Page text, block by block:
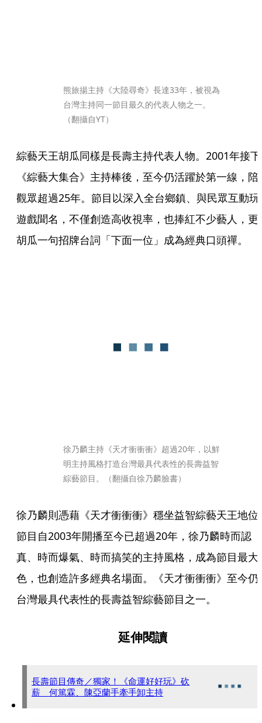
熊旅揚主持《大陸尋奇》長達33年，被視為
台灣主持同一節目最久的代表人物之一。
（翻攝自YT）
綜藝天王胡瓜同樣是長壽主持代表人物。2001年接下
《綜藝大集合》主持棒後，至今仍活躍於第一線，陪
觀眾超過25年。節目以深入全台鄉鎮、與民眾互動玩
遊戲聞名，不僅創造高收視率，也捧紅不少藝人，更
胡瓜一句招牌台詞「下面一位」成為經典口頭禪。
徐乃麟主持《天才衝衝衝》超過20年，以鮮
明主持風格打造台灣最具代表性的長壽益智
綜藝節目。（翻攝自徐乃麟臉書）
徐乃麟則憑藉《天才衝衝衝》穩坐益智綜藝天王地位
節目自2003年開播至今已超過20年，徐乃麟時而認
真、時而爆氣、時而搞笑的主持風格，成為節目最大
色，也創造許多經典名場面。《天才衝衝衝》至今仍
台灣最具代表性的長壽益智綜藝節目之一。
延伸閱讀
長壽節目傳奇／獨家！《命運好好玩》砍
薪 何篤霖、陳亞蘭手牽手卸主持